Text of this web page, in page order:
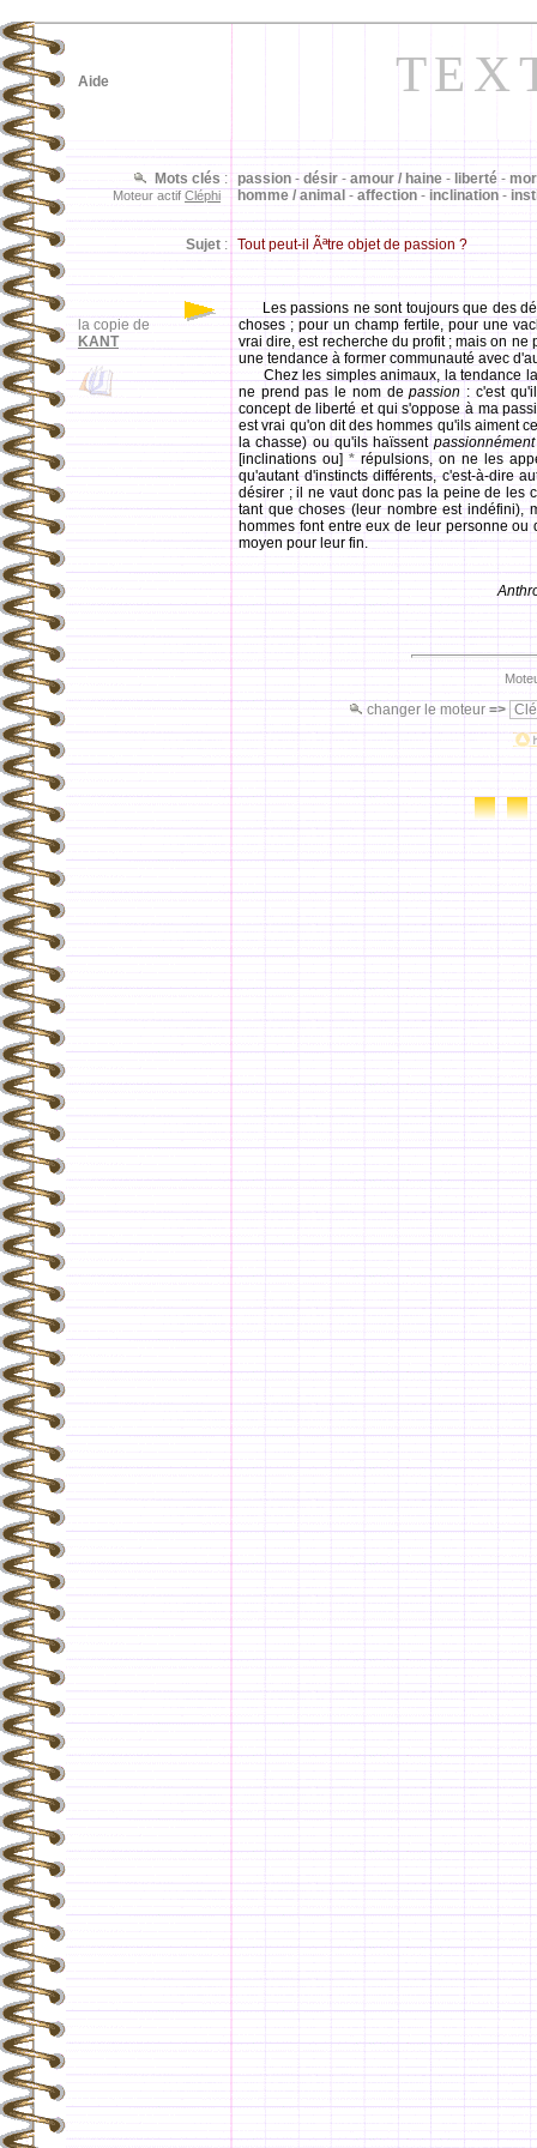
la copie de
KANT
passion - désir - amour / haine - liberté -
homme / animal - affection - inclination -
Mots clés :
Moteur actif Cléphi
Sujet : Tout peut-il Ãªtre objet de passion ?
Aide
Les passions ne sont toujours que des
choses ; pour un champ fertile, pour une
vrai dire, est recherche du profit ; mais on
une tendance à former communauté avec
Chez les simples animaux, la tendance
ne prend pas le nom depassion : c'est
concept de liberté et qui s'oppose à ma
est vrai qu'on dit des hommes qu'ils aiment
la chasse) ou qu'ils haïssent passionnément
[inclinations ou] * répulsions, on ne les
qu'autant d'instincts différents, c'est-à-dire
désirer ; il ne vaut donc pas la peine de les
tant que choses (leur nombre est indéfini),
hommes font entre eux de leur personne
moyen pour leur fin.
changer le moteur =>